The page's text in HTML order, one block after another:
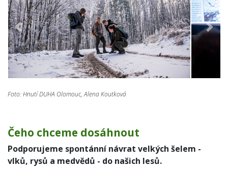
Předchozí
Foto: Hnutí DUHA Olomouc, Alena Koutková
Čeho chceme dosáhnout
Podporujeme spontánní návrat velkých šelem -
vlků, rysů a medvědů - do našich lesů.